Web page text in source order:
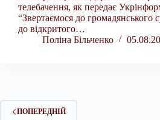
телебачення, як передає
“Звертаємося до громадянського
до відкритого…
Поліна Більченко
ПОПЕРЕДНІЙ